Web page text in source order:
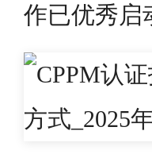
作已优秀启